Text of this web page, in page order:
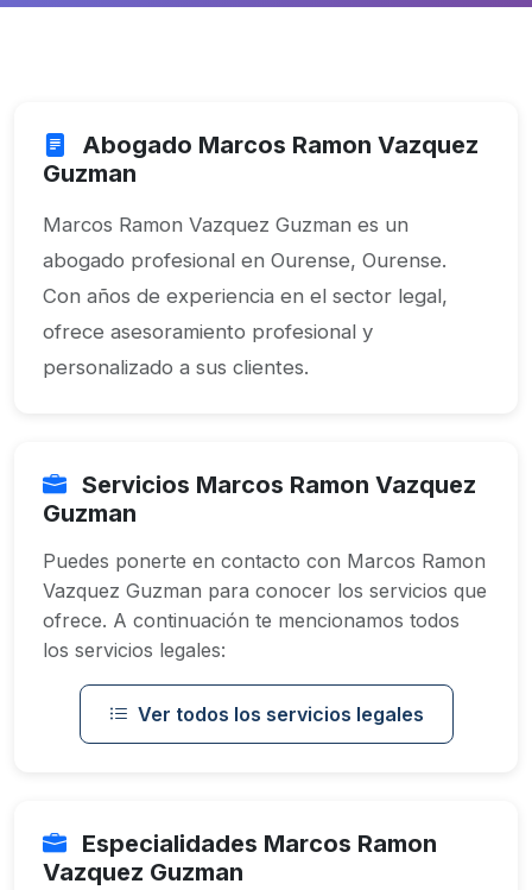
Abogado Marcos Ramon Vazquez
Guzman
Marcos Ramon Vazquez Guzman es un
abogado profesional en Ourense, Ourense.
Con años de experiencia en el sector legal,
ofrece asesoramiento profesional y
personalizado a sus clientes.
Servicios Marcos Ramon Vazquez
Guzman
Puedes ponerte en contacto con Marcos Ramon
Vazquez Guzman para conocer los servicios que
ofrece. A continuación te mencionamos todos
los servicios legales:
Ver todos los servicios legales
Especialidades Marcos Ramon
Vazquez Guzman